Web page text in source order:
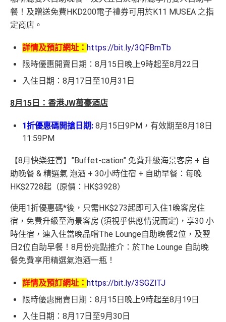
餐！及贈送免費HKD200電子禮券可用於K11 MUSEA 之指
定商店。
詳情及預訂網址： https://bit.ly/3QFBmTb
限時優惠開賣日期：8月15日晚上9時起至8月22日
入住日期：8月17日至10月31日
8月15日：香港JW萬豪酒店
1折優惠碼開搶日期: 8月15日9PM，有效期至8月18日
11:59PM
【8月快樂狂賞】”Buffet-cation” 免費升級海景客房 + 自
助晚餐 & 精選氣 泡酒 + 30小時住宿 + 自助早餐：每晚
HK$2728起（原價：HK$3928）
使用1折優惠碼*後，只需HK$273起即可入住1晚客房住
宿，免費升級至海景客房 (須視乎供應情況而定)，享30 小
時住宿，連入住當晚品嚐The Lounge自助晚餐2位，及翌
日2位自助早餐！8月份亮點推介：於The Lounge 自助晚
餐免費享用精選氣泡酒一瓶！
詳情及預訂網址： https://bit.ly/3SGZlTJ
限時優惠開賣日期：8月15日晚上9時起至8月19日
入住日期：8月17日至9月30日